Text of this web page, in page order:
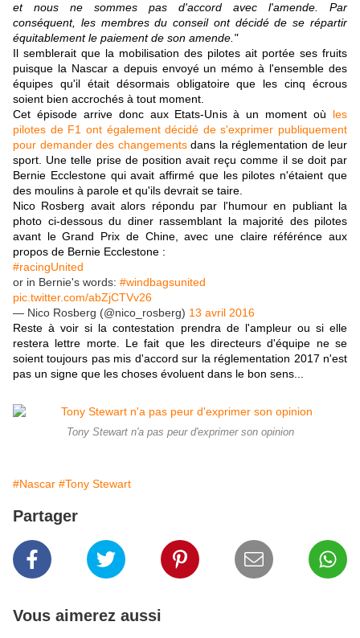
et nous ne sommes pas d'accord avec l'amende. Par
conséquent, les membres du conseil ont décidé de se répartir
équitablement le paiement de son amende."
Il semblerait que la mobilisation des pilotes ait portée ses fruits
puisque la Nascar a depuis envoyé un mémo à l'ensemble des
équipes qu'il était désormais obligatoire que les cinq écrous
soient bien accrochés à tout moment.
Cet épisode arrive donc aux Etats-Unis à un moment où les
pilotes de F1 ont également décidé de s'exprimer publiquement
pour demander des changementsdans la réglementation de leur
sport. Une telle prise de position avait reçu comme il se doit par
Bernie Ecclestone qui avait affirmé que les pilotes n'étaient que
des moulins à parole et qu'ils devrait se taire.
Nico Rosberg avait alors répondu par l'humour en publiant la
photo ci-dessous du diner rassemblant la majorité des pilotes
avant le Grand Prix de Chine, avec une claire référénce aux
propos de Bernie Ecclestone :
#racingUnited
or in Bernie's words: #windbagsunited
pic.twitter.com/abZjCTVv26
— Nico Rosberg (@nico_rosberg) 13 avril 2016
Reste à voir si la contestation prendra de l'ampleur ou si elle
restera lettre morte. Le fait que les directeurs d'équipe ne se
soient toujours pas mis d'accord sur la réglementation 2017 n'est
pas un signe que les choses évoluent dans le bon sens...
Tony Stewart n'a pas peur d'exprimer son opinion
#Nascar #Tony Stewart
Partager
Vous aimerez aussi